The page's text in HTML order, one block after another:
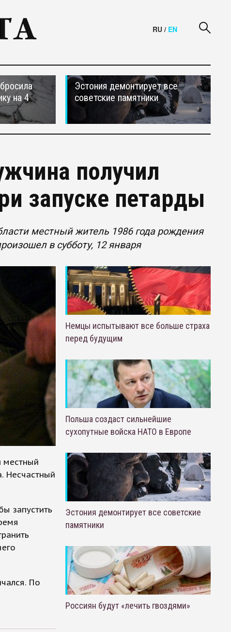
RU / EN
на 4
Эстония демонтирует все
советские памятники
получил
запуске петарды
местный житель 1986 года рождения
в субботу, 12 января
местный
Несчастный
запустить
По
Немцы испытывают все больше страха
перед будущим
Польша создаст сильнейшие
сухопутные войска НАТО в Европе
Эстония демонтирует все советские
памятники
Россиян будут «лечить гвоздями»